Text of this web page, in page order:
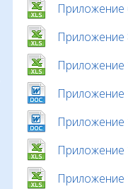
Приложение
Приложение
Приложение
Приложение
Приложение
Приложение
Приложение